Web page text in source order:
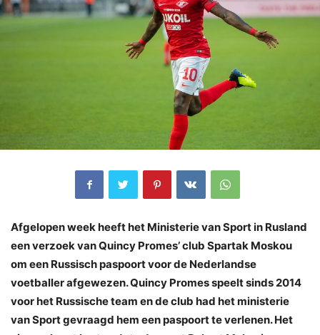
Afgelopen week heeft het Ministerie van Sport in Rusland
een verzoek van Quincy Promes’ club Spartak Moskou
om een Russisch paspoort voor de Nederlandse
voetballer afgewezen. Quincy Promes speelt sinds 2014
voor het Russische team en de club had het ministerie
van Sport gevraagd hem een paspoort te verlenen. Het